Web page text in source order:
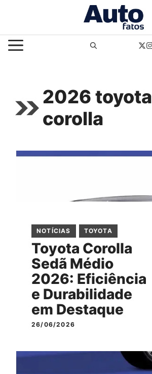
o
conteúdoMENU
2026 toyota
corolla
NOTÍCIAS TOYOTA
Toyota Corolla
Sedã Médio
2026: Eficiência
e Durabilidade
em Destaque
26/06/2026